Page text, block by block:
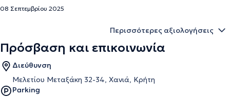
08 Σεπτεμβρίου 2025
Περισσότερες αξιολογήσεις
Πρόσβαση και επικοινωνία
Διεύθυνση
Μελετίου Μεταξάκη 32-34, Χανιά, Κρήτη
Parking